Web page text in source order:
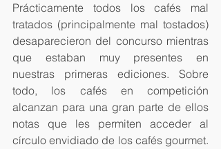
Prácticamente todos los cafés mal
tratados (principalmente mal tostados)
desaparecieron del concurso mientras
que estaban muy presentes en
nuestras primeras ediciones. Sobre
todo, los cafés en competición
alcanzan para una gran parte de ellos
notas que les permiten acceder al
círculo envidiado de los cafés gourmet.